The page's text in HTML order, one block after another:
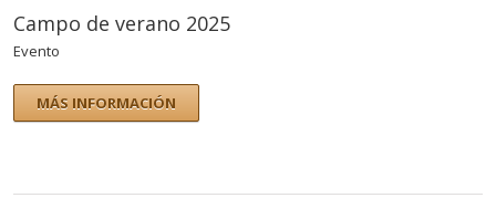
Campo de verano 2025
Evento
MÁS INFORMACIÓN